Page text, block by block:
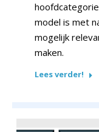
model is met
mogelijk
maken.
Lees verder!